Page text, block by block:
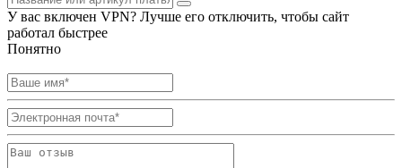
У вас включен VPN? Лучше его отключить, чтобы сайт
работал быстрее
Понятно